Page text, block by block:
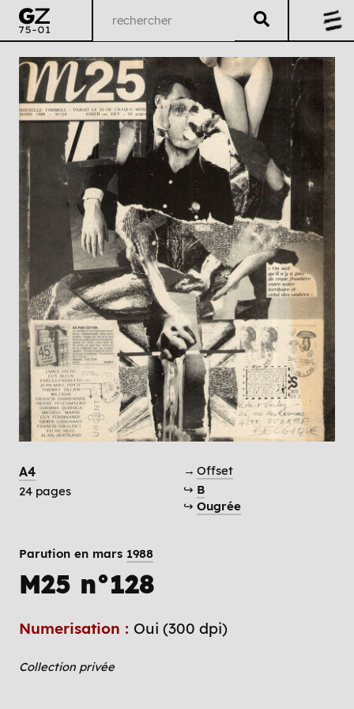
A4
24 pages
→ Offset
↪ B
↪ Ougrée
Parution en mars 1988
M25 n°128
Numerisation : Oui (300 dpi)
Collection privée